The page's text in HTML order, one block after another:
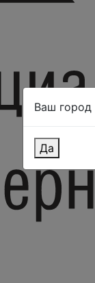
Ваш город
Да